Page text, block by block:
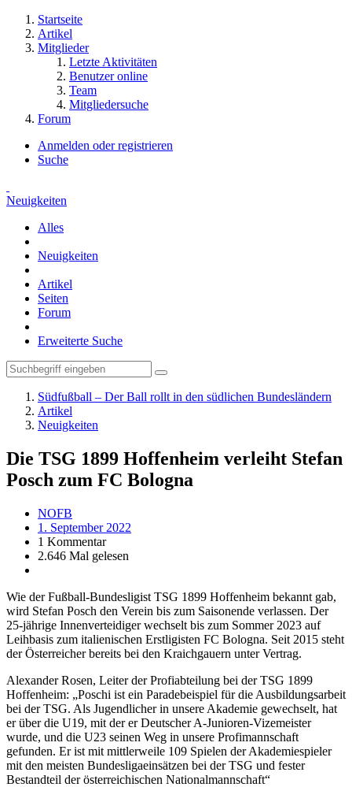
Startseite
Artikel
Mitglieder
Letzte Aktivitäten
Benutzer online
Team
Mitgliedersuche
Forum
Anmelden oder registrieren
Suche
Neuigkeiten
Alles
Neuigkeiten
Artikel
Seiten
Forum
Erweiterte Suche
Südfußball – Der Ball rollt in den südlichen Bundesländern
Artikel
Neuigkeiten
Die TSG 1899 Hoffenheim verleiht Stefan
Posch zum FC Bologna
NOFB
1. September 2022
1 Kommentar
2.646 Mal gelesen
Wie der Fußball-Bundesligist TSG 1899 Hoffenheim bekannt gab,
wird Stefan Posch den Verein bis zum Saisonende verlassen. Der
25-jährige Innenverteidiger wechselt bis zum Sommer 2023 auf
Leihbasis zum italienischen Erstligisten FC Bologna. Seit 2015 steht
der Österreicher bereits bei den Kraichgauern unter Vertrag.
Alexander Rosen, Leiter der Profiabteilung bei der TSG 1899
Hoffenheim: „Poschi ist ein Paradebeispiel für die Ausbildungsarbeit
bei der TSG. Als Jugendlicher in unsere Akademie gewechselt, hat
er über die U19, mit der er Deutscher A-Junioren-Vizemeister
wurde, und die U23 seinen Weg in unsere Profimannschaft
gefunden. Er ist mit mittlerweile 109 Spielen der Akademiespieler
mit den meisten Bundesligaeinsätzen bei der TSG und fester
Bestandteil der österreichischen Nationalmannschaft“